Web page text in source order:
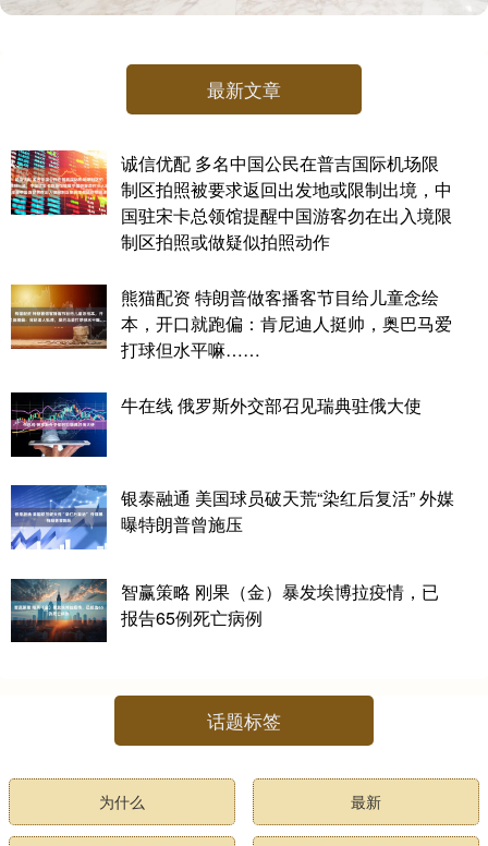
最新文章
诚信优配 多名中国公民在普吉国际机场限
制区拍照被要求返回出发地或限制出境，中
国驻宋卡总领馆提醒中国游客勿在出入境限
制区拍照或做疑似拍照动作
熊猫配资 特朗普做客播客节目给儿童念绘
本，开口就跑偏：肯尼迪人挺帅，奥巴马爱
打球但水平嘛……
牛在线 俄罗斯外交部召见瑞典驻俄大使
银泰融通 美国球员破天荒“染红后复活” 外媒
曝特朗普曾施压
智赢策略 刚果（金）暴发埃博拉疫情，已
报告65例死亡病例
话题标签
为什么 最新